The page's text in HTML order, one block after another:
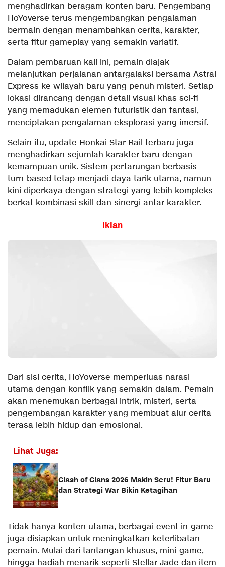
menghadirkan beragam konten baru. Pengembang
HoYoverse terus mengembangkan pengalaman
bermain dengan menambahkan cerita, karakter,
serta fitur gameplay yang semakin variatif.
Dalam pembaruan kali ini, pemain diajak
melanjutkan perjalanan antargalaksi bersama Astral
Express ke wilayah baru yang penuh misteri. Setiap
lokasi dirancang dengan detail visual khas sci-fi
yang memadukan elemen futuristik dan fantasi,
menciptakan pengalaman eksplorasi yang imersif.
Selain itu, update Honkai Star Rail terbaru juga
menghadirkan sejumlah karakter baru dengan
kemampuan unik. Sistem pertarungan berbasis
turn-based tetap menjadi daya tarik utama, namun
kini diperkaya dengan strategi yang lebih kompleks
berkat kombinasi skill dan sinergi antar karakter.
Iklan
Dari sisi cerita, HoYoverse memperluas narasi
utama dengan konflik yang semakin dalam. Pemain
akan menemukan berbagai intrik, misteri, serta
pengembangan karakter yang membuat alur cerita
terasa lebih hidup dan emosional.
Lihat Juga:
Clash of Clans 2026 Makin Seru! Fitur Baru
dan Strategi War Bikin Ketagihan
Tidak hanya konten utama, berbagai event in-game
juga disiapkan untuk meningkatkan keterlibatan
pemain. Mulai dari tantangan khusus, mini-game,
hingga hadiah menarik seperti Stellar Jade dan item